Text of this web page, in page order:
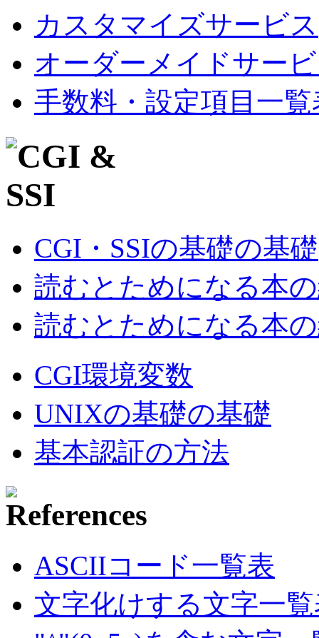
カスタマイズサービス
オーダーメイドサー
手数料・設定項目一覧
CGI・SSIの基礎の基礎
読むとためになる本
読むとためになる本
CGI環境変数
UNIXの基礎の基礎
基本認証の方法
ASCIIコード一覧表
文字化けする文字一